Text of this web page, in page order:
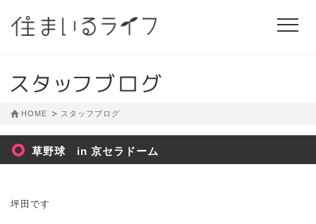
HOME スタッフブログ
草野球 in 京セラドーム
坪田です